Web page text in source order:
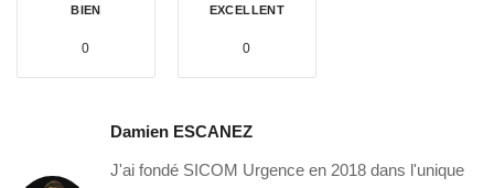
BIEN
0
EXCELLENT
0
Damien ESCANEZ
J'ai fondé SICOM Urgence en 2018 dans l'unique